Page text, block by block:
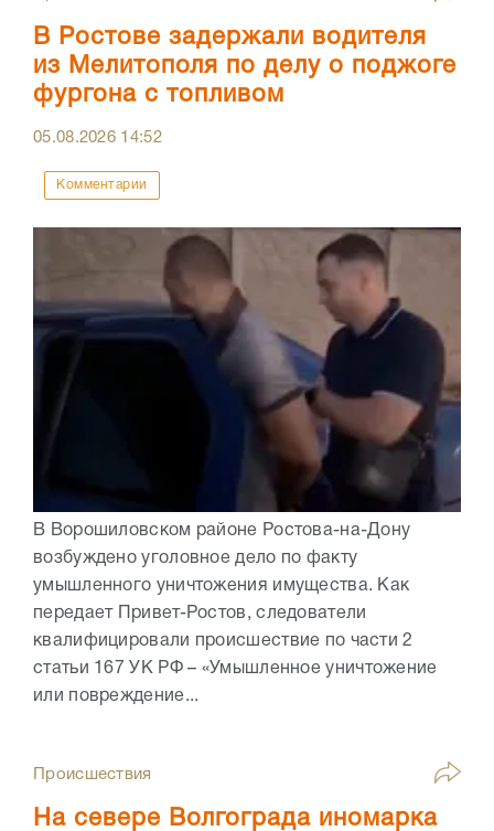
В Ростове задержали водителя
из Мелитополя по делу о поджоге
фургона с топливом
05.08.2026 14:52
Комментарии
В Ворошиловском районе Ростова-на-Дону
возбуждено уголовное дело по факту
умышленного уничтожения имущества. Как
передает Привет-Ростов, следователи
квалифицировали происшествие по части 2
статьи 167 УК РФ – «Умышленное уничтожение
или повреждение...
Происшествия
На севере Волгограда иномарка